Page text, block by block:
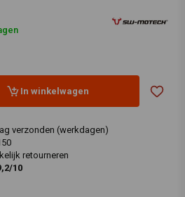
In winkelwagen
verzonden (werkdagen)
retourneren
10